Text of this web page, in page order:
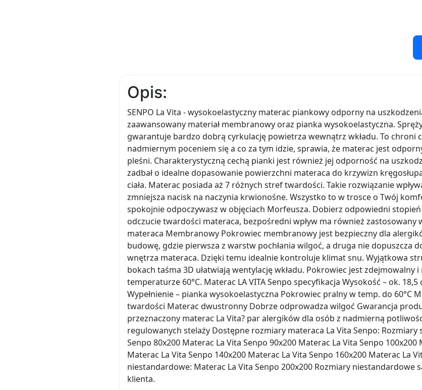
Opis:
SENPO La Vita - wysokoelastyczny materac piankowy odporny na
zaawansowany materiał membranowy oraz pianka wysokoelastyczna.
gwarantuje bardzo dobrą cyrkulację powietrza wewnątrz wkładu. To chroni
nadmiernym poceniem się a co za tym idzie, sprawia, że materac jest
pleśni. Charakterystyczną cechą pianki jest również jej odporność na
zadbał o idealne dopasowanie powierzchni materaca do krzywizn
ciała. Materac posiada aż 7 różnych stref twardości. Takie rozwiązanie
zmniejsza nacisk na naczynia krwionośne. Wszystko to w trosce o Twój
spokojnie odpoczywasz w objęciach Morfeusza. Dobierz odpowiedni
odczucie twardości materaca, bezpośredni wpływ ma również zastosowany
materaca Membranowy Pokrowiec membranowy jest bezpieczny dla
budowę, gdzie pierwsza z warstw pochłania wilgoć, a druga nie dopuszcza
wnętrza materaca. Dzięki temu idealnie kontroluje klimat snu. Wyjątkowa
bokach taśma 3D ułatwiają wentylację wkładu. Pokrowiec jest zdejmowalny
temperaturze 60°C. Materac LA VITA Senpo specyfikacja Wysokość – ok.
Wypełnienie – pianka wysokoelastyczna Pokrowiec pralny w temp. do 60°C
twardości Materac dwustronny Dobrze odprowadza wilgoć Gwarancja
przeznaczony materac La Vita? par alergików dla osób z nadmierną
regulowanych stelaży Dostępne rozmiary materaca La Vita Senpo:
Senpo 80x200 Materac La Vita Senpo 90x200 Materac La Vita Senpo 100x200
Materac La Vita Senpo 140x200 Materac La Vita Senpo 160x200 Materac La
niestandardowe: Materac La Vita Senpo 200x200 Rozmiary niestandardowe
klienta.